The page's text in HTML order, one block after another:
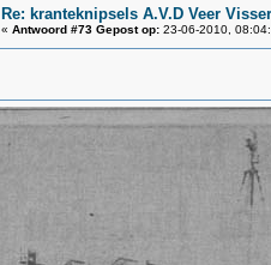
Re: kranteknipsels A.V.D Veer
« Antwoord #73 Gepost op:23-06-2010,